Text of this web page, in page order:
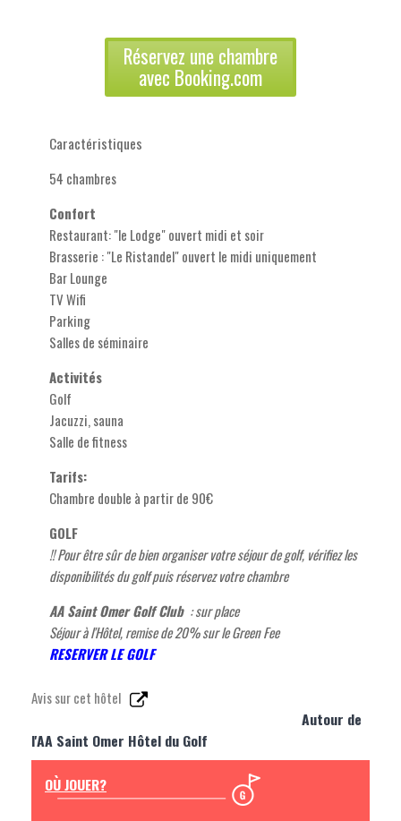
Réservez une chambre
avec Booking.com
Caractéristiques
54 chambres
Confort
Restaurant: "le Lodge" ouvert midi et soir
Brasserie : "Le Ristandel" ouvert le midi uniquement
Bar Lounge
TV Wifi
Parking
Salles de séminaire
Activités
Golf
Jacuzzi, sauna
Salle de fitness
Tarifs:
Chambre double à partir de 90€
GOLF
!! Pour être sûr de bien organiser votre séjour de golf, vérifiez les
disponibilités du golf puis réservez votre chambre
AA Saint Omer Golf Club : sur place
Séjour à l'Hôtel, remise de 20% sur le Green Fee
RESERVER LE GOLF
Avis sur cet hôtel
Autour de
l'AA Saint Omer Hôtel du Golf
OÙ JOUER?